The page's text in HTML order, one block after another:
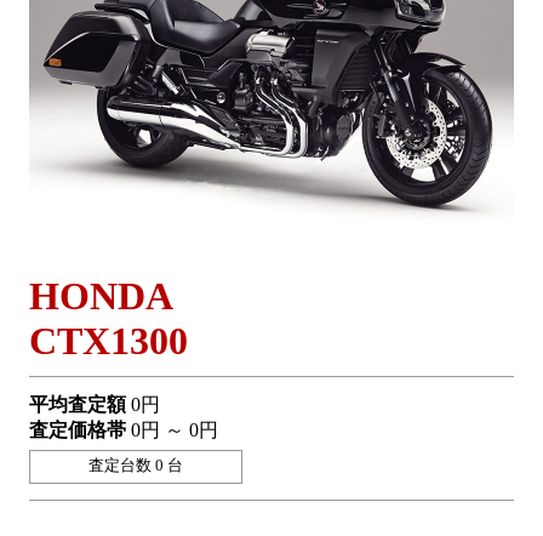
HONDA
CTX1300
平均査定額0円
査定価格帯 0円 ～ 0円
査定台数 0 台